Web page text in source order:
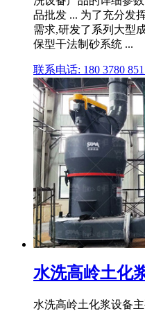
品批发 ... 为了充分发
需求,研发了系列大型
保型干法制砂系统 ...
联系电话: 180 3780
水洗高岭土化
水洗高岭土化浆设备